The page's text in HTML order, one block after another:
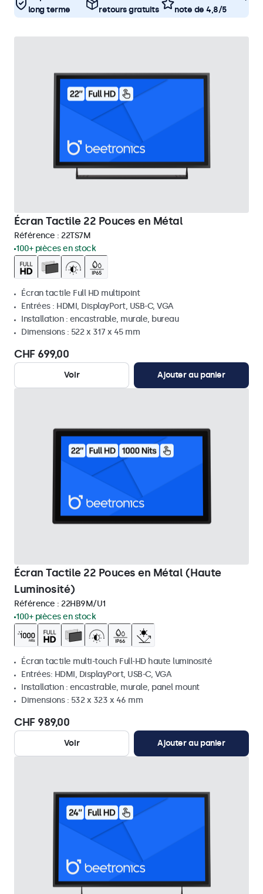
long terme
retours gratuits
note de 4,8/5
Écran Tactile 22 Pouces en Métal
Référence : 22TS7M
100+ pièces en stock
Écran tactile Full HD multipoint
Entrées : HDMI, DisplayPort, USB-C, VGA
Installation : encastrable, murale, bureau
Dimensions : 522 x 317 x 45 mm
CHF 699,00
Voir Ajouter au panier
Écran Tactile 22 Pouces en Métal (Haute
Luminosité)
Référence : 22HB9M/U1
100+ pièces en stock
Écran tactile multi-touch Full-HD haute luminosité
Entrées: HDMI, DisplayPort, USB-C, VGA
Installation : encastrable, murale, panel mount
Dimensions : 532 x 323 x 46 mm
CHF 989,00
Voir Ajouter au panier